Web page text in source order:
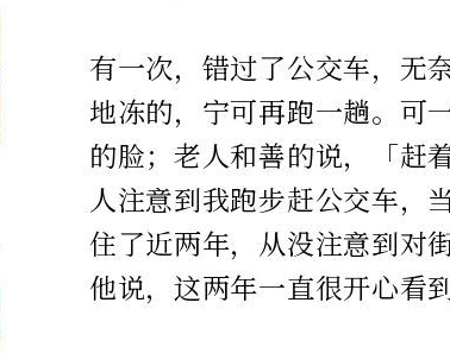
有一次，错过了公交车，无
地冻的，宁可再跑一趟。可
的脸；老人和善的说，「赶
人注意到我跑步赶公交车，
住了近两年，从没注意到对
他说，这两年一直很开心看